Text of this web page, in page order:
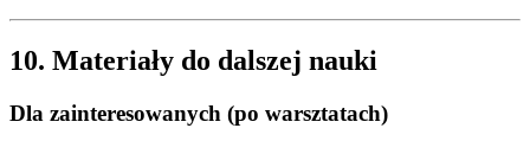
10. Materiały do dalszej nauki
Dla zainteresowanych (po warsztatach)